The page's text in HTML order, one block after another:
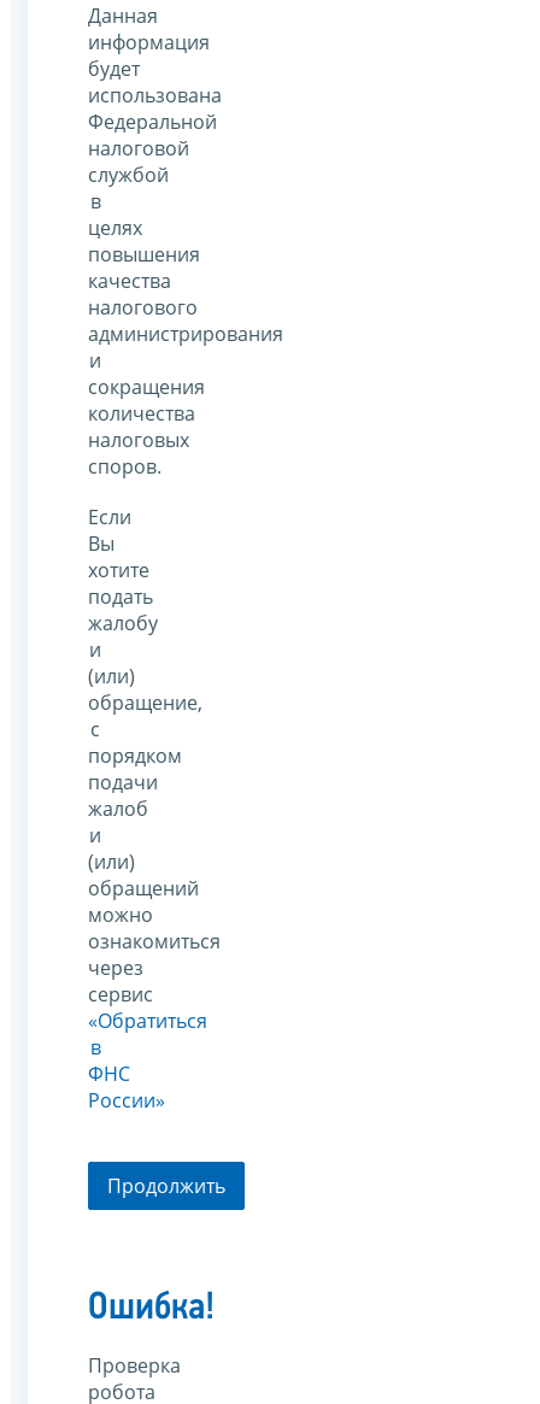
Данная
информация
будет
использована
Федеральной
налоговой
службой
в
целях
повышения
качества
налогового
администрирования
и
сокращения
количества
налоговых
споров.
Если
Вы
хотите
подать
жалобу
и
(или)
обращение,
с
порядком
подачи
жалоб
и
(или)
обращений
можно
ознакомиться
через
сервис
«Обратиться
в
ФНС
России»
Продолжить
Ошибка!
Проверка
робота